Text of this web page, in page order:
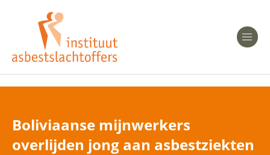
Heeft u Mesothelioom?
Heeft u Asbestose?
Bent u arts?
Asbest en Gezondheid
Boliviaanse mijnwerkers
overlijden jong aan asbestziekten